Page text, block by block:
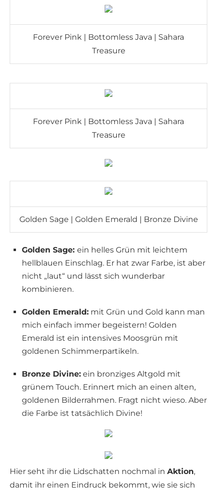
Forever Pink | Bottomless Java | Sahara
Treasure
Forever Pink | Bottomless Java | Sahara
Treasure
Golden Sage | Golden Emerald | Bronze Divine
Golden Sage: ein helles Grün mit leichtem
hellblauen Einschlag. Er hat zwar Farbe, ist aber
nicht „laut“ und lässt sich wunderbar
kombinieren.
Golden Emerald: mit Grün und Gold kann man
mich einfach immer begeistern! Golden
Emerald ist ein intensives Moosgrün mit
goldenen Schimmerpartikeln.
Bronze Divine: ein bronziges Altgold mit
grünem Touch. Erinnert mich an einen alten,
goldenen Bilderrahmen. Fragt nicht wieso. Aber
die Farbe ist tatsächlich Divine!
Hier seht ihr die Lidschatten nochmal in Aktion,
damit ihr einen Eindruck bekommt, wie sie sich